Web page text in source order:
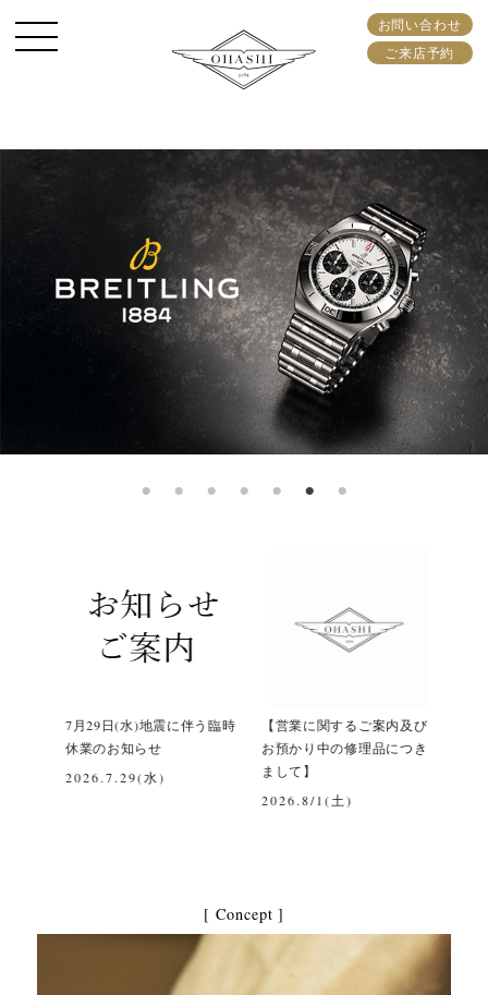
お問い合わせ
ご来店予約
7月29日(水)地震に伴う臨時
休業のお知らせ
2026.7.29(水)
【営業に関するご案内及び
お預かり中の修理品につき
まして】
2026.8/1(土)
[ Concept ]